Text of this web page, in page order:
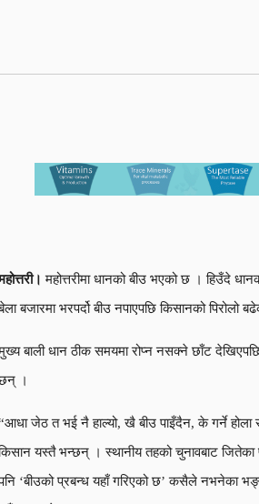
महोत्तरीमा धानको बीउ भएको छ । हिउँदे
बजारमा भरपर्दो बीउ नपाएपछि किसानको पिरोलो
बाली धान ठीक समयमा रोप्न नसक्ने छाँट
।
जेठ त भई नै हाल्यो, खै बीउ पाइँदैन, के गर्ने
यस्तै भन्छन् । स्थानीय तहको चुनावबाट जितेका
‘बीउको प्रबन्ध यहाँ गरिएको छ’ कसैले नभनेका